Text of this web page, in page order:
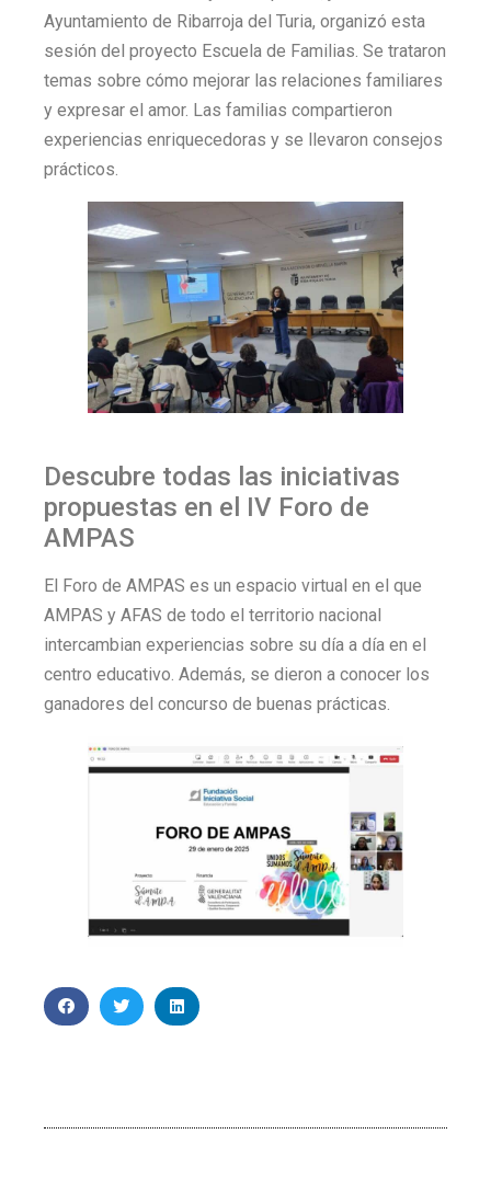
Ayuntamiento de Ribarroja del Turia, organizó esta
sesión del proyecto Escuela de Familias. Se trataron
temas sobre cómo mejorar las relaciones familiares
y expresar el amor. Las familias compartieron
experiencias enriquecedoras y se llevaron consejos
prácticos.
Descubre todas las iniciativas
propuestas en el IV Foro de
AMPAS
El Foro de AMPAS es un espacio virtual en el que
AMPAS y AFAS de todo el territorio nacional
intercambian experiencias sobre su día a día en el
centro educativo. Además, se dieron a conocer los
ganadores del concurso de buenas prácticas.